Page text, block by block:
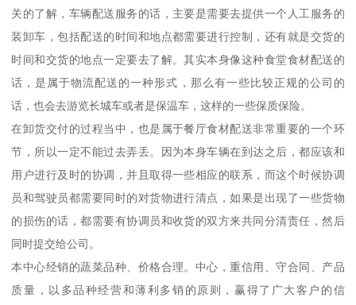
关的了解，车辆配送服务的话，主要是需要去提供一个人工服务的
装卸车，包括配送的时间和地点都需要进行控制，还有就是交货的
时间和交货的地点一定要去了解。其实本身像这种食堂食材配送的
话，是属于物流配送的一种形式，那么有一些比较正规的公司的
话，也会去游览长城车或者是保温车，这样的一些保质保险。
在卸货交付的过程当中，也是属于餐厅食材配送非常重要的一个环
节，所以一定不能过去弄丢。因为本身车辆在到达之后，都应该和
用户进行及时的协调，并且取得一些相应的联系，而这个时候协调
员和驾驶员都需要同时的对货物进行清点，如果是出现了一些货物
的损伤的话，都需要有协调员和收货的双方来共同分清责任，然后
同时提交给公司。
本中心经销的蔬菜品种、价格合理。中心，重信用、守合同、产品
质量，以多品种经营和薄利多销的原则，赢得了广大客户的信